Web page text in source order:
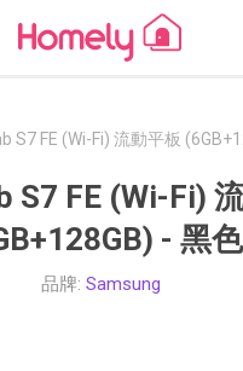
S7 FE (Wi-Fi) 流動平板
S7 FE (Wi-Fi)
- 黑色
品牌: Samsung